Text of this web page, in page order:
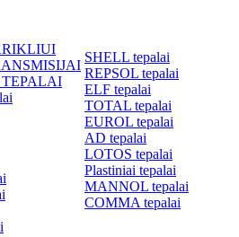
SHELL tepalai
REPSOL tepalai
ELF tepalai
TOTAL tepalai
EUROL tepalai
AD tepalai
LOTOS tepalai
Plastiniai tepalai
MANNOL tepalai
COMMA tepalai